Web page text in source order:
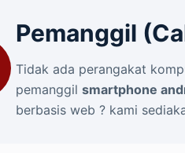
Pemanggil
Tidak ada perangakat
pemanggil smartphone
berbasis web ? kami